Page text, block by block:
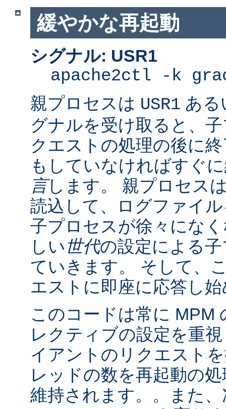
緩やかな再起動
シグナル: USR1
apache2ctl -k
親プロセスは USR1 あ
グナルを受け取ると、
クエストの処理の後に
もしていなければすぐ
言します。 親プロセス
読込して、ログファイ
子プロセスが徐々にな
しい世代の設定による
ていきます。 そして、
エストに即座に応答し
このコードは常に MPM
レクティブの設定を重
イアントのリクエスト
レッドの数を再起動の
維持されます。。また